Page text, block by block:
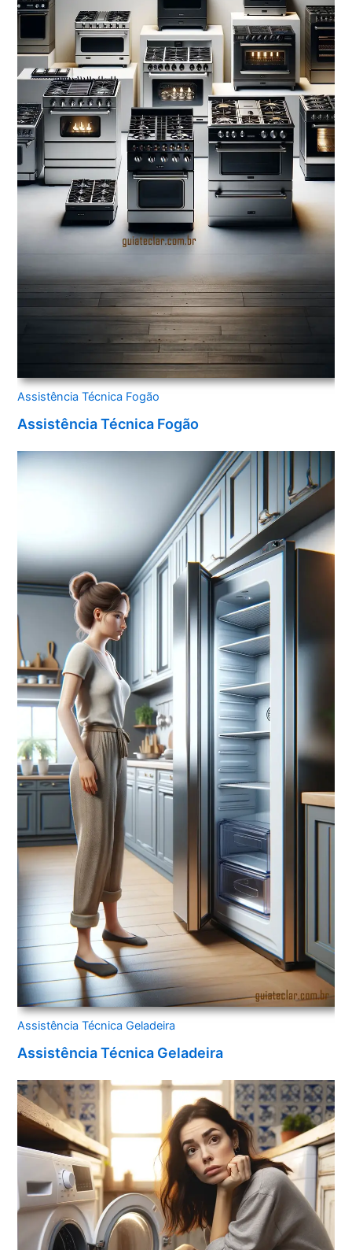
Assistência Técnica Fogão
Assistência Técnica Fogão
Assistência Técnica Geladeira
Assistência Técnica Geladeira